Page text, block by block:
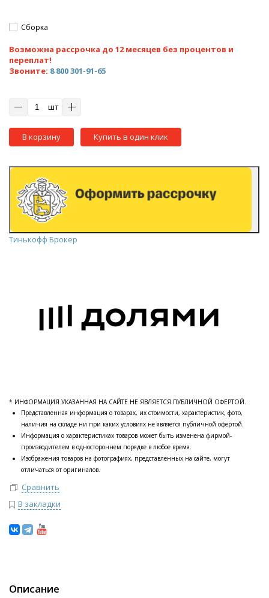
Сборка
Возможна рассрочка до 12 месяцев без процентов и
переплат!
Звоните: 8 800 301-91-65
шт
В корзину Купить в один клик
Тинькофф Брокер
* ИНФОРМАЦИЯ УКАЗАННАЯ НА САЙТЕ НЕ ЯВЛЯЕТСЯ ПУБЛИЧНОЙ ОФЕРТОЙ.
Представленная информация о товарах, их стоимости, характеристик, фото,
наличия на складе ни при каких условиях не является публичной офертой.
Информация о характеристиках товаров может быть изменена фирмой-
производителем в одностороннем порядке в любое время.
Изображения товаров на фотографиях, представленных на сайте, могут
отличаться от оригиналов.
Сравнить
В закладки
Описание